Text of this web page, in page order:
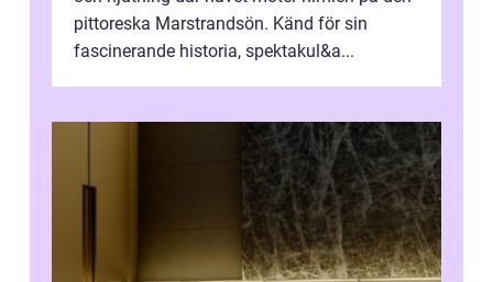
pittoreska Marstrandsön. Känd för sin
fascinerande historia, spektakul&a...